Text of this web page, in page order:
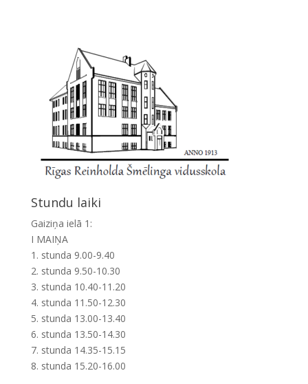
Stundu laiki
Gaiziņa ielā 1:
I MAIŅA
1. stunda 9.00-9.40
2. stunda 9.50-10.30
3. stunda 10.40-11.20
4. stunda 11.50-12.30
5. stunda 13.00-13.40
6. stunda 13.50-14.30
7. stunda 14.35-15.15
8. stunda 15.20-16.00